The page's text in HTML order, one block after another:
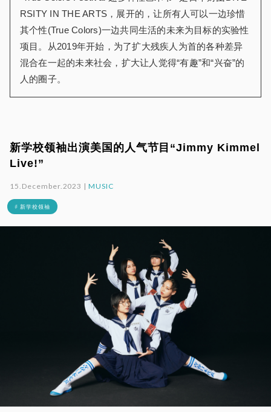
RSITY IN THE ARTS，展开的，让所有人可以一边珍惜
其个性(True Colors)一边共同生活的未来为目标的实验性
项目。从2019年开始，为了扩大残疾人为首的各种差异
混合在一起的未来社会，扩大让人觉得“有趣”和“兴奋”的
人的圈子。
新学校领袖出演美国的人气节目“Jimmy Kimmel
Live!”
15.December.2023 |MUSIC
# 新学校领袖